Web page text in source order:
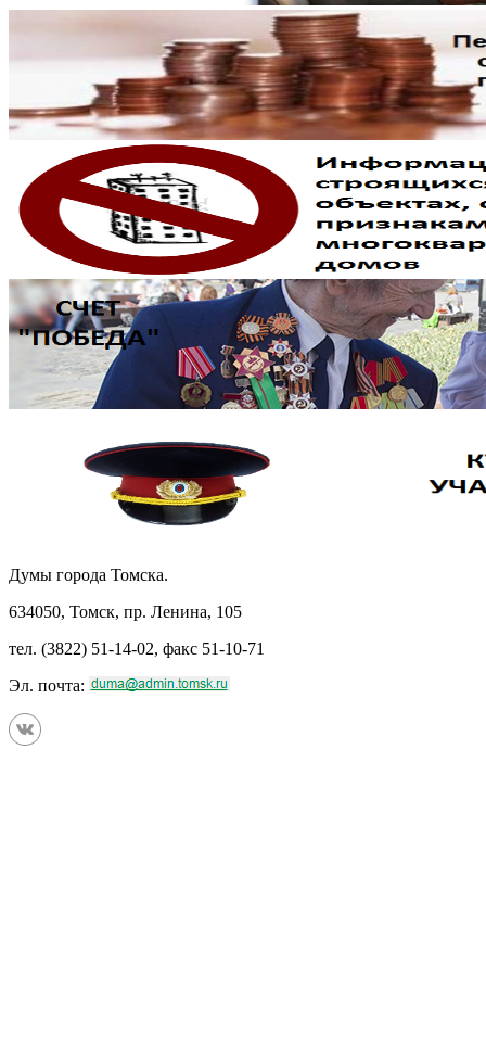
Думы города Томска.
634050, Томск, пр. Ленина, 105
тел. (3822) 51-14-02, факс 51-10-71
Эл. почта: